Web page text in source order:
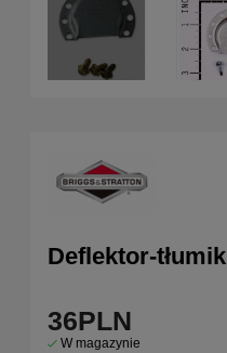
Deflektor-tłumik
36PLN
W magazynie